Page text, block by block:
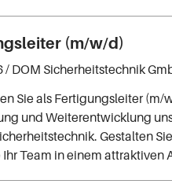
(m/w/d)
/ DOM Sicherheitstechnik
Sie als Fertigungsleiter
und Weiterentwicklung
Gestalten
Ihr Team in einem attraktiven